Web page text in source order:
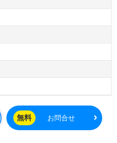
期）『桜十字大手門病院』桜
（本社：福岡県福岡市）様の
名以上、国内外14法人
、高齢者住宅、在宅サービ
チをみんなで創る！『わく
詰まった複合施設内の病院
無料 お問合せ